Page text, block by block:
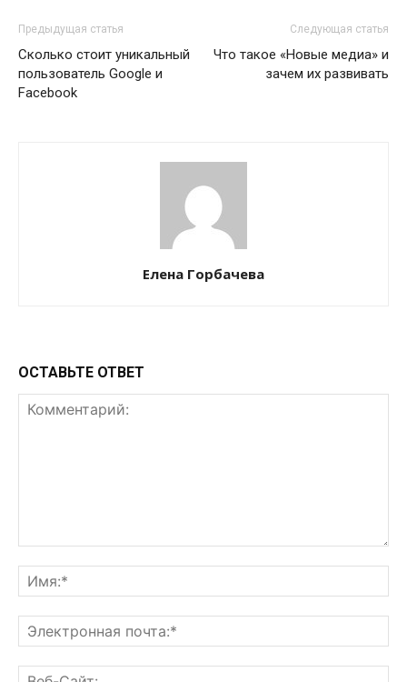
Предыдущая статья
Сколько стоит уникальный
пользователь Google и
Facebook
Следующая статья
Что такое «Новые медиа» и
зачем их развивать
Елена Горбачева
ОСТАВЬТЕ ОТВЕТ